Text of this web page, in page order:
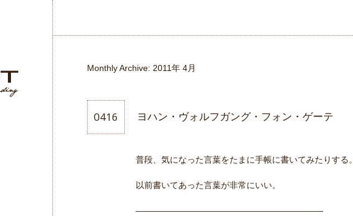
Monthly Archive: 2011年 4月
0416 ヨハン・ヴォルフガング・フォン・ゲーテ
普段、気になった言葉をたまに手帳に書いてみたりする
以前書いてあった言葉が非常にいい。
——————————————————————